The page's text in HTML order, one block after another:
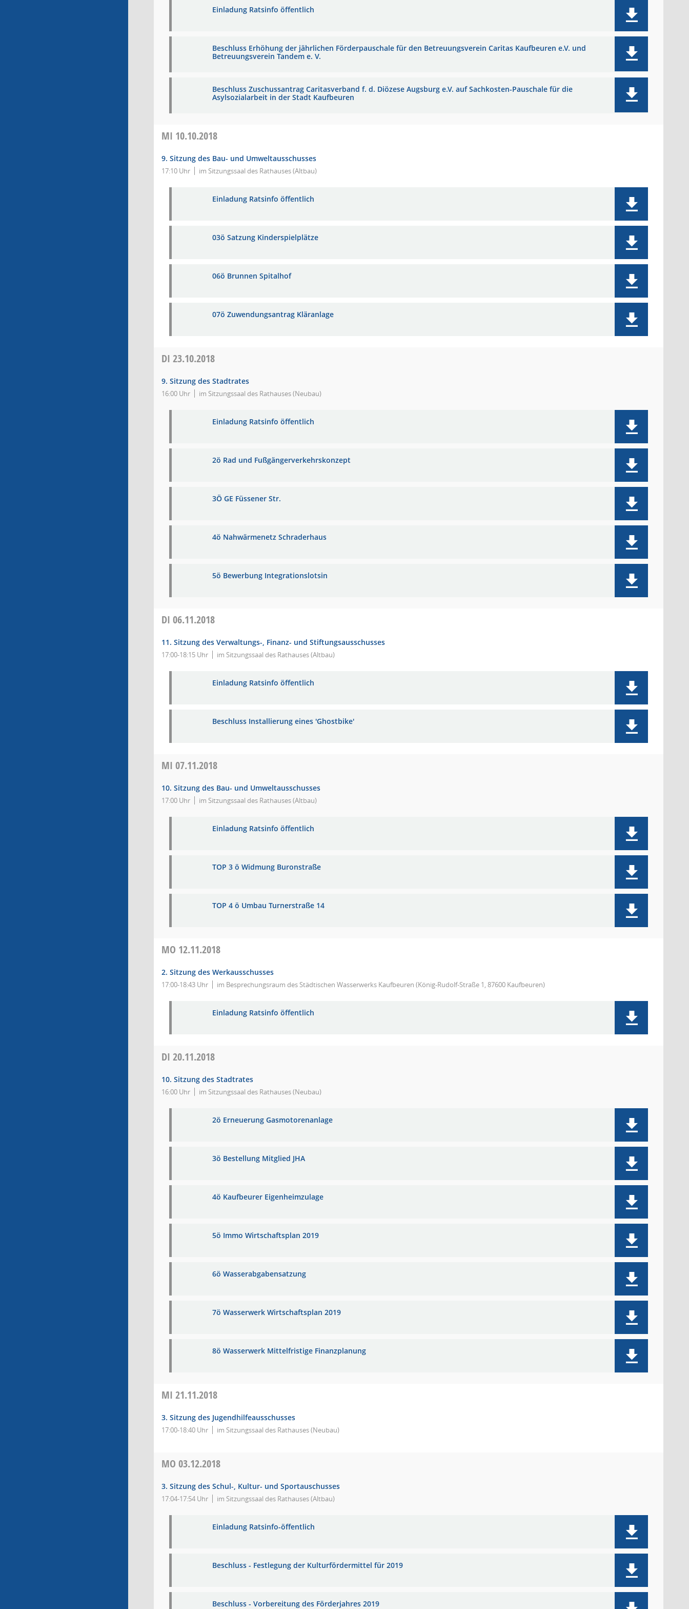
Einladung Ratsinfo öffentlich
Beschluss Erhöhung der jährlichen Förderpauschale für den Betreuungsverein Caritas Kaufbeuren e.V. und
Betreuungsverein Tandem e. V.
Beschluss Zuschussantrag Caritasverband f. d. Diözese Augsburg e.V. auf Sachkosten-Pauschale für die
Asylsozialarbeit in der Stadt Kaufbeuren
MI 10.10.2018
9. Sitzung des Bau- und Umweltausschusses
17:10 Uhr im Sitzungssaal des Rathauses (Altbau)
Einladung Ratsinfo öffentlich
03ö Satzung Kinderspielplätze
06ö Brunnen Spitalhof
07ö Zuwendungsantrag Kläranlage
DI 23.10.2018
9. Sitzung des Stadtrates
16:00 Uhr im Sitzungssaal des Rathauses (Neubau)
Einladung Ratsinfo öffentlich
2ö Rad und Fußgängerverkehrskonzept
3Ö GE Füssener Str.
4ö Nahwärmenetz Schraderhaus
5ö Bewerbung Integrationslotsin
DI 06.11.2018
11. Sitzung des Verwaltungs-, Finanz- und Stiftungsausschusses
17:00-18:15 Uhr im Sitzungssaal des Rathauses (Altbau)
Einladung Ratsinfo öffentlich
Beschluss Installierung eines 'Ghostbike'
MI 07.11.2018
10. Sitzung des Bau- und Umweltausschusses
17:00 Uhr im Sitzungssaal des Rathauses (Altbau)
Einladung Ratsinfo öffentlich
TOP 3 ö Widmung Buronstraße
TOP 4 ö Umbau Turnerstraße 14
MO 12.11.2018
2. Sitzung des Werkausschusses
17:00-18:43 Uhr im Besprechungsraum des Städtischen Wasserwerks Kaufbeuren (König-Rudolf-Straße 1, 87600 Kaufbeuren)
Einladung Ratsinfo öffentlich
DI 20.11.2018
10. Sitzung des Stadtrates
16:00 Uhr im Sitzungssaal des Rathauses (Neubau)
2ö Erneuerung Gasmotorenanlage
3ö Bestellung Mitglied JHA
4ö Kaufbeurer Eigenheimzulage
5ö Immo Wirtschaftsplan 2019
6ö Wasserabgabensatzung
7ö Wasserwerk Wirtschaftsplan 2019
8ö Wasserwerk Mittelfristige Finanzplanung
MI 21.11.2018
3. Sitzung des Jugendhilfeausschusses
17:00-18:40 Uhr im Sitzungssaal des Rathauses (Neubau)
MO 03.12.2018
3. Sitzung des Schul-, Kultur- und Sportauschusses
17:04-17:54 Uhr im Sitzungssaal des Rathauses (Altbau)
Einladung Ratsinfo-öffentlich
Beschluss - Festlegung der Kulturfördermittel für 2019
Beschluss - Vorbereitung des Förderjahres 2019